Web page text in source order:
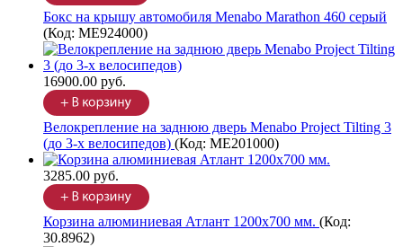
Бокс на крышу автомобиля Menabo Marathon 460 серый
(Код: ME924000)
16900.00 руб.
Велокрепление на заднюю дверь Menabo Project Tilting 3
(до 3-х велосипедов) (Код: ME201000)
3285.00 руб.
Корзина алюминиевая Атлант 1200х700 мм. (Код:
30.8962)